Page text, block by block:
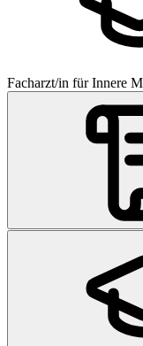
Facharzt/in für Innere